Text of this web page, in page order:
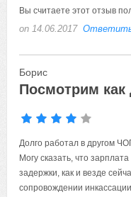
Вы считаете этот отзыв
on 14.06.2017
Борис
Посмотрим как
Долго работал в другом
Могу сказать, что
задержки, как и везде
сопровождении